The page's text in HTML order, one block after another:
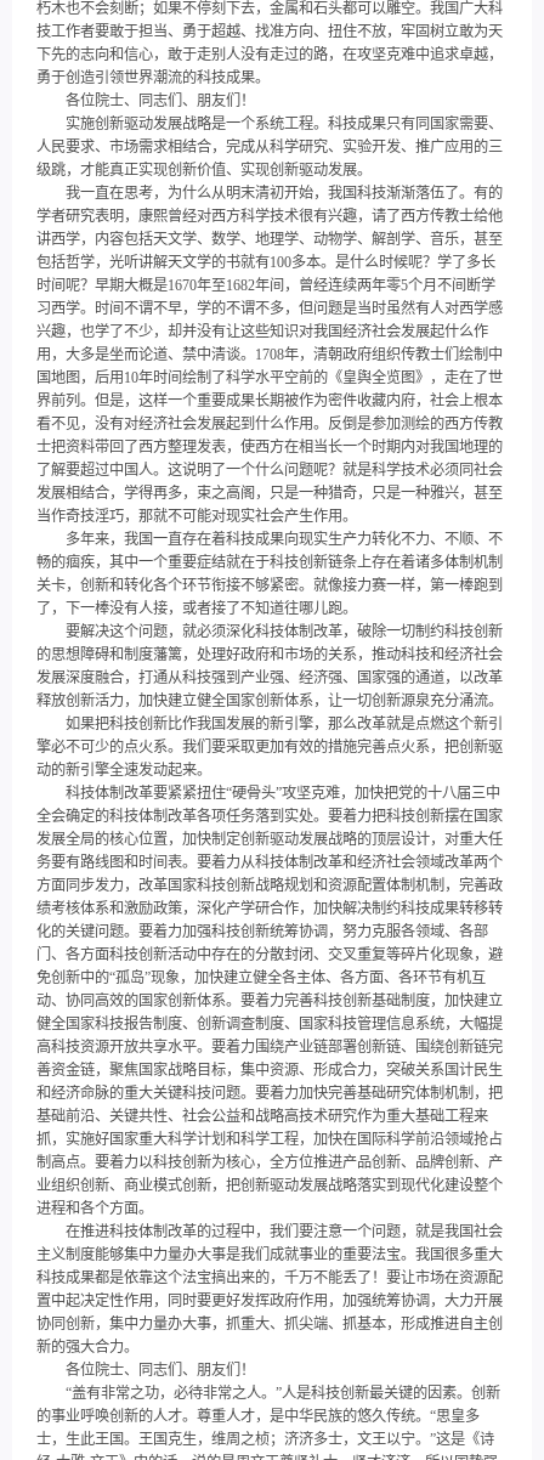
朽木也不会刻断；如果不停刻下去，金属和石头都可以雕空。我国广大科
技工作者要敢于担当、勇于超越、找准方向、扭住不放，牢固树立敢为天
下先的志向和信心，敢于走别人没有走过的路，在攻坚克难中追求卓越，
勇于创造引领世界潮流的科技成果。
各位院士、同志们、朋友们！
实施创新驱动发展战略是一个系统工程。科技成果只有同国家需要、
人民要求、市场需求相结合，完成从科学研究、实验开发、推广应用的三
级跳，才能真正实现创新价值、实现创新驱动发展。
我一直在思考，为什么从明末清初开始，我国科技渐渐落伍了。有的
学者研究表明，康熙曾经对西方科学技术很有兴趣，请了西方传教士给他
讲西学，内容包括天文学、数学、地理学、动物学、解剖学、音乐，甚至
包括哲学，光听讲解天文学的书就有100多本。是什么时候呢？学了多长
时间呢？早期大概是1670年至1682年间，曾经连续两年零5个月不间断学
习西学。时间不谓不早，学的不谓不多，但问题是当时虽然有人对西学感
兴趣，也学了不少，却并没有让这些知识对我国经济社会发展起什么作
用，大多是坐而论道、禁中清谈。1708年，清朝政府组织传教士们绘制中
国地图，后用10年时间绘制了科学水平空前的《皇舆全览图》，走在了世
界前列。但是，这样一个重要成果长期被作为密件收藏内府，社会上根本
看不见，没有对经济社会发展起到什么作用。反倒是参加测绘的西方传教
士把资料带回了西方整理发表，使西方在相当长一个时期内对我国地理的
了解要超过中国人。这说明了一个什么问题呢？就是科学技术必须同社会
发展相结合，学得再多，束之高阁，只是一种猎奇，只是一种雅兴，甚至
当作奇技淫巧，那就不可能对现实社会产生作用。
多年来，我国一直存在着科技成果向现实生产力转化不力、不顺、不
畅的痼疾，其中一个重要症结就在于科技创新链条上存在着诸多体制机制
关卡，创新和转化各个环节衔接不够紧密。就像接力赛一样，第一棒跑到
了，下一棒没有人接，或者接了不知道往哪儿跑。
要解决这个问题，就必须深化科技体制改革，破除一切制约科技创新
的思想障碍和制度藩篱，处理好政府和市场的关系，推动科技和经济社会
发展深度融合，打通从科技强到产业强、经济强、国家强的通道，以改革
释放创新活力，加快建立健全国家创新体系，让一切创新源泉充分涌流。
如果把科技创新比作我国发展的新引擎，那么改革就是点燃这个新引
擎必不可少的点火系。我们要采取更加有效的措施完善点火系，把创新驱
动的新引擎全速发动起来。
科技体制改革要紧紧扭住“硬骨头”攻坚克难，加快把党的十八届三中
全会确定的科技体制改革各项任务落到实处。要着力把科技创新摆在国家
发展全局的核心位置，加快制定创新驱动发展战略的顶层设计，对重大任
务要有路线图和时间表。要着力从科技体制改革和经济社会领域改革两个
方面同步发力，改革国家科技创新战略规划和资源配置体制机制，完善政
绩考核体系和激励政策，深化产学研合作，加快解决制约科技成果转移转
化的关键问题。要着力加强科技创新统筹协调，努力克服各领域、各部
门、各方面科技创新活动中存在的分散封闭、交叉重复等碎片化现象，避
免创新中的“孤岛”现象，加快建立健全各主体、各方面、各环节有机互
动、协同高效的国家创新体系。要着力完善科技创新基础制度，加快建立
健全国家科技报告制度、创新调查制度、国家科技管理信息系统，大幅提
高科技资源开放共享水平。要着力围绕产业链部署创新链、围绕创新链完
善资金链，聚焦国家战略目标，集中资源、形成合力，突破关系国计民生
和经济命脉的重大关键科技问题。要着力加快完善基础研究体制机制，把
基础前沿、关键共性、社会公益和战略高技术研究作为重大基础工程来
抓，实施好国家重大科学计划和科学工程，加快在国际科学前沿领域抢占
制高点。要着力以科技创新为核心，全方位推进产品创新、品牌创新、产
业组织创新、商业模式创新，把创新驱动发展战略落实到现代化建设整个
进程和各个方面。
在推进科技体制改革的过程中，我们要注意一个问题，就是我国社会
主义制度能够集中力量办大事是我们成就事业的重要法宝。我国很多重大
科技成果都是依靠这个法宝搞出来的，千万不能丢了！要让市场在资源配
置中起决定性作用，同时要更好发挥政府作用，加强统筹协调，大力开展
协同创新，集中力量办大事，抓重大、抓尖端、抓基本，形成推进自主创
新的强大合力。
各位院士、同志们、朋友们！
“盖有非常之功，必待非常之人。”人是科技创新最关键的因素。创新
的事业呼唤创新的人才。尊重人才，是中华民族的悠久传统。“思皇多
士，生此王国。王国克生，维周之桢；济济多士，文王以宁。”这是《诗